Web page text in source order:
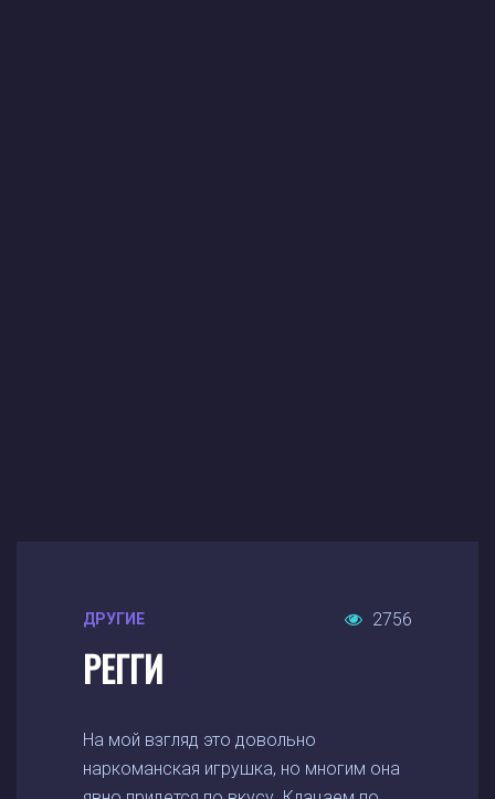
ДРУГИЕ 2756
РЕГГИ
На мой взгляд это довольно
наркоманская игрушка, но многим она